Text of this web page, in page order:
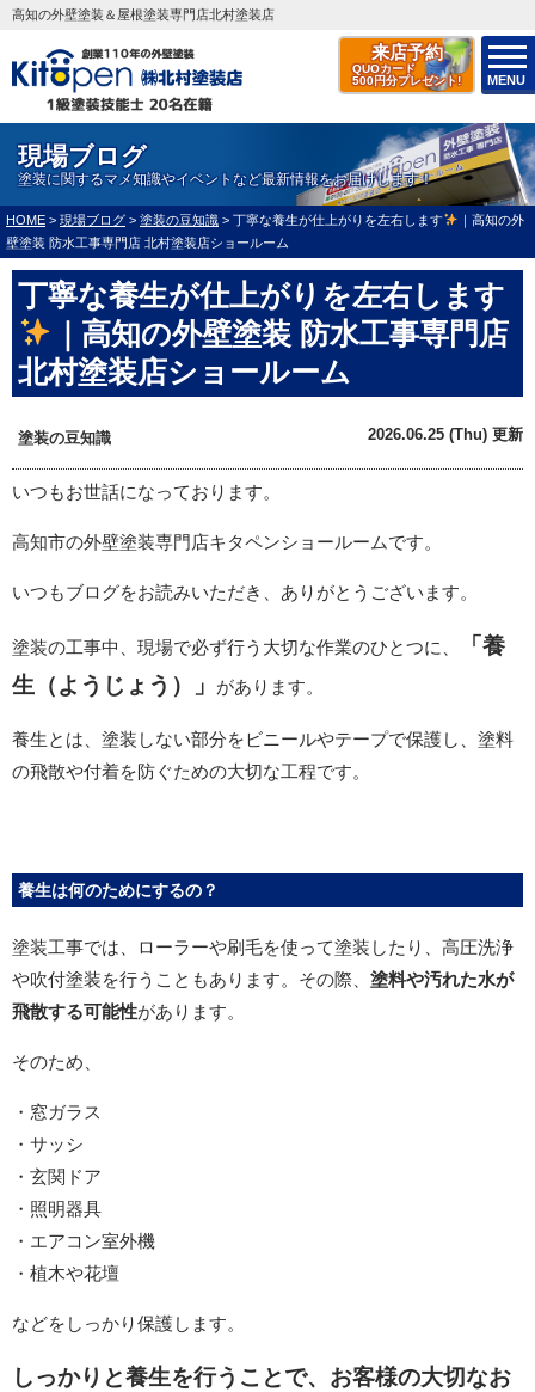
来店予約
QUOカード
500円分プレゼント!
MENU
高知の外壁塗装＆屋根塗装専門店北村塗装店
現場ブログ
塗装に関するマメ知識やイベントなど最新情報をお届けします！
HOME > 現場ブログ > 塗装の豆知識 > 丁寧な養生が仕上がりを左右します
｜高知の外
壁塗装 防水工事専門店 北村塗装店ショールーム
丁寧な養生が仕上がりを左右します
｜高知の外壁塗装 防水工事専門店
北村塗装店ショールーム
塗装の豆知識 2026.06.25 (Thu) 更新
いつもお世話になっております。
高知市の外壁塗装専門店キタペンショールームです。
いつもブログをお読みいただき、ありがとうございます。
塗装の工事中、現場で必ず行う大切な作業のひとつに、
「養
生（ようじょう）」
があります。
養生とは、塗装しない部分をビニールやテープで保護し、塗料
の飛散や付着を防ぐための大切な工程です。
養生は何のためにするの？
塗装工事では、ローラーや刷毛を使って塗装したり、高圧洗浄
や吹付塗装を行うこともあります。その際、 塗料や汚れた水が
飛散する可能性があります。
そのため、
・窓ガラス
・サッシ
・玄関ドア
・照明器具
・エアコン室外機
・植木や花壇
などをしっかり保護します。
しっかりと養生を行うことで、お客様の大切なお